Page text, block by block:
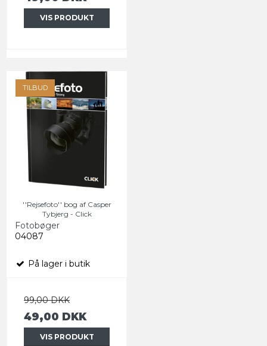
VIS PRODUKT
TILBUD
''Rejsefoto'' bog af Casper
Tybjerg - Click
Fotobøger
04087
På lager i butik
99,00 DKK
49,00 DKK
VIS PRODUKT